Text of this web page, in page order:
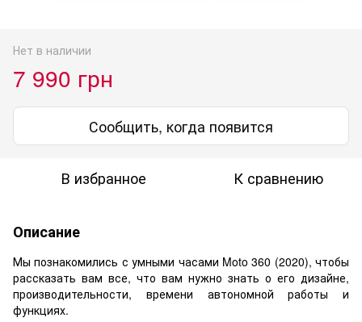
Нет в наличии
7 990 грн
Сообщить, когда появится
В избранное К сравнению
Описание
Мы познакомились с умными часами Moto 360 (2020), чтобы
рассказать вам все, что вам нужно знать о его дизайне,
производительности, времени автономной работы и
функциях.